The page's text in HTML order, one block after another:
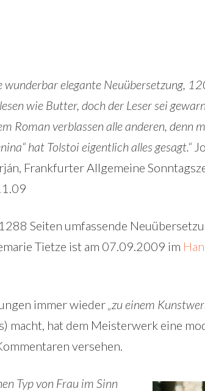
wunderbar elegante Neuübersetzung,
wie Butter, doch der Leser sei
Roman verblassen alle anderen, denn
hat Tolstoi eigentlich alles gesagt.“
Frankfurter Allgemeine
Seiten umfassende
Tietze ist am 07.09.2009 im
immer wieder„zu einem
macht, hat dem Meisterwerk eine
versehen.
Typ von Frau im Sinn